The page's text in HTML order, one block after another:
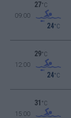
09:00
27°C
24°C
12:00
29°C
24°C
15:00
31 °C